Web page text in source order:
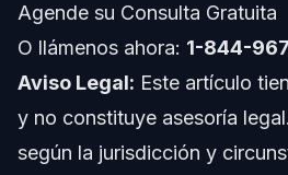
Impacto de las Protestas en
Florida
Cambio Comunitario a Través de
Retos que Enfrentan los
Agende su Consulta Gratuita
O llámenos ahora: 1-844-
Aviso Legal: Este artículo
y no constituye asesoría
según la jurisdicción y